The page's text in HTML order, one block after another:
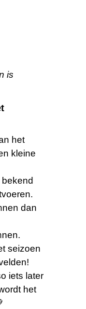
is
het
kleine
dan
seizoen
iets later
het